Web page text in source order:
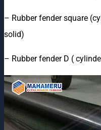
– Rubber fender square
solid)
– Rubber fender D (